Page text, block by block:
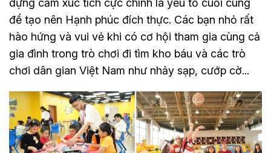
dựng cảm xúc tích cực chính là yếu tố cuối cùng
để tạo nên Hạnh phúc đích thực. Các bạn nhỏ rất
hào hứng và vui vẻ khi có cơ hội tham gia cùng cả
gia đình trong trò chơi đi tìm kho báu và các trò
chơi dân gian Việt Nam như nhảy sạp, cướp cờ...